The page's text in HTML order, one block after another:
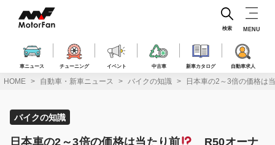
ス
車ニュース チューニング イベント 中古車 新車カタログ 自動車求人
検索 MENU
HOME 自動車・新車ニュース バイクの知識 日本車の2～3倍の価格は
バイクの知識
日本車の2～3倍の価格は当たり前
R50オーナ